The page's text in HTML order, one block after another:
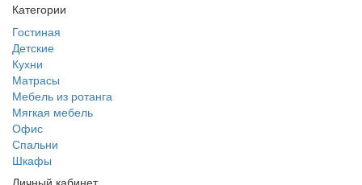
Категории
Гостиная
Детские
Кухни
Матрасы
Мебель из ротанга
Мягкая мебель
Офис
Спальни
Шкафы
Личный кабинет